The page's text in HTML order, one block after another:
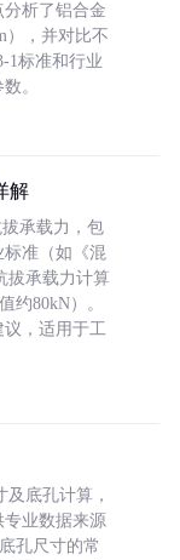
析了铝合金
），并对比不
1标准和行业
。
解
承载力，包
准（如《混
拔承载力计算
约80kN）。
议，适用于工
底孔计算，
业数据来源
孔尺寸的常